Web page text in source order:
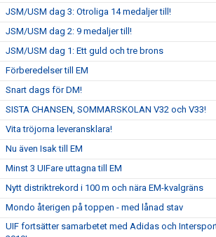
JSM/USM dag 3: Otroliga 14 medaljer till!
JSM/USM dag 2: 9 medaljer till!
JSM/USM dag 1: Ett guld och tre brons
Förberedelser till EM
Snart dags för DM!
SISTA CHANSEN, SOMMARSKOLAN V32 och V33!
Vita tröjorna leveransklara!
Nu även Isak till EM
Minst 3 UIFare uttagna till EM
Nytt distriktrekord i 100 m och nära EM-kvalgräns
Mondo återigen på toppen - med lånad stav
UIF fortsätter samarbetet med Adidas och